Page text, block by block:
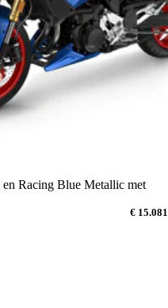
Racing Blue Metallic met
€ 15.081